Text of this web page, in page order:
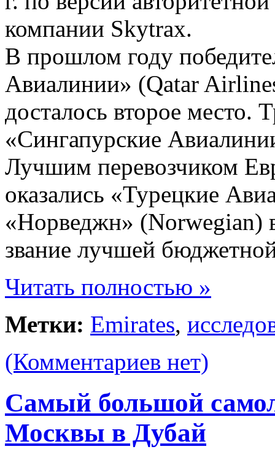
компании Skytrax.
В прошлом году
Авиалинии» (Qatar
досталось второе место.
«Сингапурские
Лучшим перевозчиком
оказались «Турецкие
«Норведжн» (Norwegian)
звание лучшей
Читать полностью »
Метки: Emirates,
(Комментариев нет)
Самый большой
Москвы в Дубай